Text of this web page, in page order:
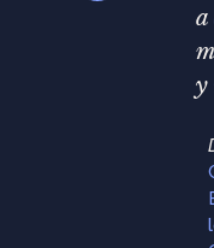
a
y